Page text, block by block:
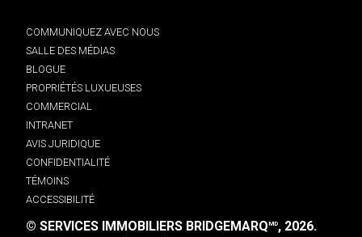
COMMUNIQUEZ AVEC NOUS
SALLE DES MÉDIAS
BLOGUE
PROPRIÉTÉS LUXUEUSES
COMMERCIAL
INTRANET
AVIS JURIDIQUE
CONFIDENTIALITÉ
TÉMOINS
ACCESSIBILITÉ
© SERVICES IMMOBILIERS BRIDGEMARQMD, 2026.